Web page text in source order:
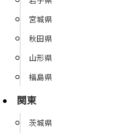
宮城県
秋田県
山形県
福島県
関東
茨城県